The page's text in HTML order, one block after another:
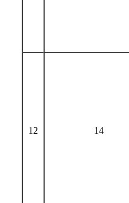
12 14